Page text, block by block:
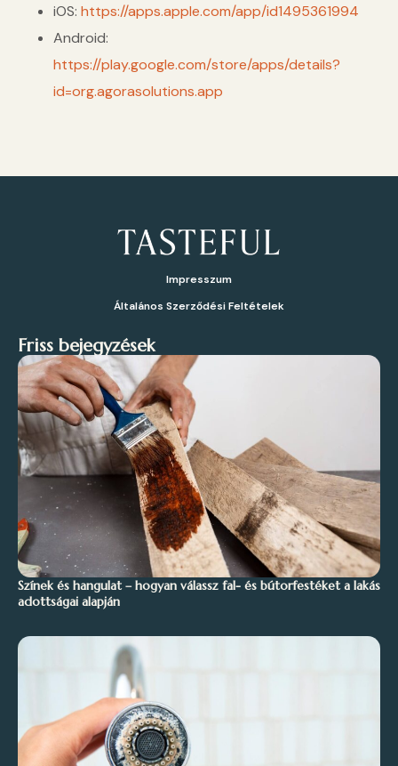
iOS: https://apps.apple.com/app/id1495361994
Android:
https://play.google.com/store/apps/details?
id=org.agorasolutions.app
Impresszum
Általános Szerződési Feltételek
Friss bejegyzések
Színek és hangulat – hogyan válassz fal- és bútorfestéket a lakás
adottságai alapján